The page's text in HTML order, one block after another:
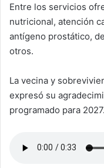
Entre los servicios
nutricional, atención
antígeno prostático,
otros.
La vecina y
expresó su
programado para 2027.